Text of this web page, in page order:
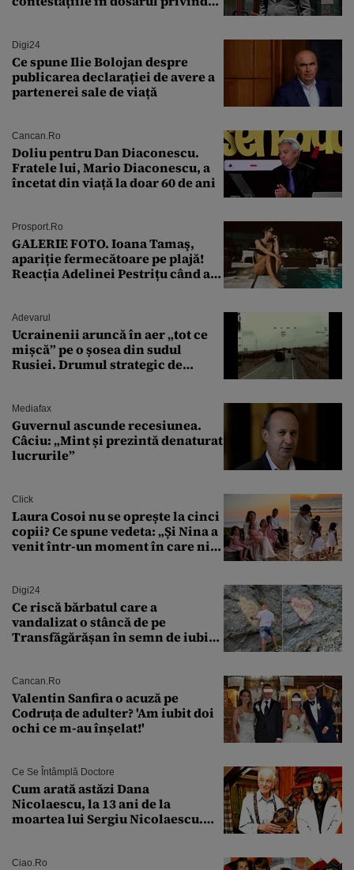
Digi24
Ce spune Ilie Bolojan despre
publicarea declarației de avere a
partenerei sale de viață
Cancan.ro
Doliu pentru Dan Diaconescu.
Fratele lui, Mario Diaconescu, a
încetat din viață la doar 60 de ani
Prosport.ro
GALERIE FOTO. Ioana Tamaş,
apariție fermecătoare pe plajă!
Reacția Adelinei Pestrițu când a
Adevarul
Ucrainenii aruncă în aer „tot ce
mișcă” pe o șosea din sudul
Rusiei. Drumul strategic de
Mediafax
Guvernul ascunde recesiunea.
Câciu: „Mint și prezintă denaturat
lucrurile”
Click
Laura Cosoi nu se oprește la cinci
copii? Ce spune vedeta: „Și Nina a
venit într-un moment în care nici
Digi24
Ce riscă bărbatul care a
vandalizat o stâncă de pe
Transfăgărășan în semn de iubire
Cancan.ro
Valentin Sanfira o acuză pe
Codruța de adulter? 'Am iubit doi
ochi ce m-au înșelat!'
Ce Se Întâmplă Doctore
Cum arată astăzi Dana
Nicolaescu, la 13 ani de la
moartea lui Sergiu Nicolaescu.
Ciao.ro